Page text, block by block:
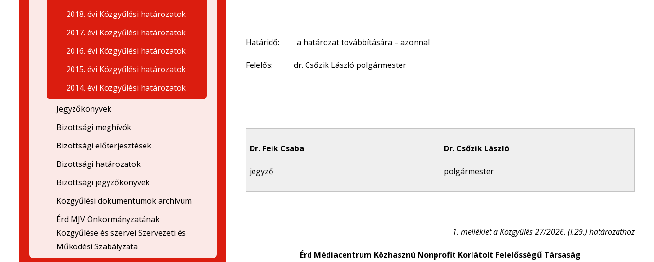
Határidő: a határozat továbbítására – azonnal
Felelős: dr. Csőzik László polgármester
Dr. Feik Csaba
jegyző
Dr. Csőzik László
polgármester
1. melléklet a Közgyűlés 27/2026. (I.29.) határozathoz
Érd Médiacentrum Közhasznú Nonprofit Korlátolt Felelősségű Társaság
2018. évi Közgyűlési határozatok
2017. évi Közgyűlési határozatok
2016. évi Közgyűlési határozatok
2015. évi Közgyűlési határozatok
2014. évi Közgyűlési határozatok
Jegyzőkönyvek
Bizottsági meghívók
Bizottsági előterjesztések
Bizottsági határozatok
Bizottsági jegyzőkönyvek
Közgyűlési dokumentumok archívum
Érd MJV Önkormányzatának
Közgyűlése és szervei Szervezeti és
Működési Szabályzata